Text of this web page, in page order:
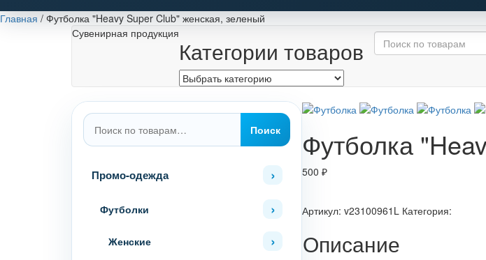
Главная / Футболка "Heavy Super Club" женская, зеленый
Сувенирная продукция
Категории товаров
Искать:
Поиск
Промо-одежда
Футболки
Женские
Футболка
500 ₽
Артикул: v23100961L Категория:
Описание